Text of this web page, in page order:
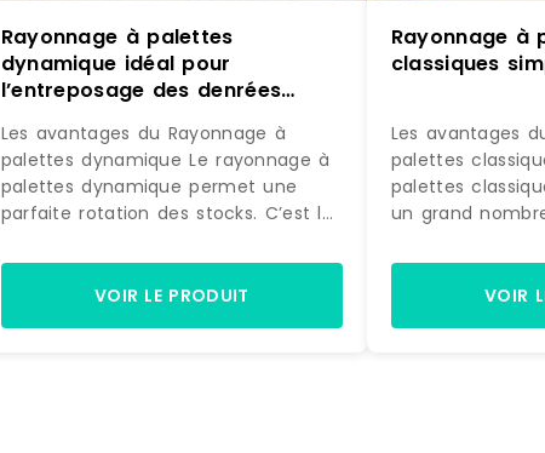
Rayonnage à palettes
dynamique idéal pour
l’entreposage des denrées
marchandises
Les avantages du Rayonnage à
palettes dynamique Le rayonnage à
palettes dynamique permet une
parfaite rotation des stocks. C’est le
ceux qui entreposent des denrées
périssables (secteur de l’agro-
alimentaire) ou des marchandises
VOIR LE PRODUIT
Rayonnage à
classiques
Les avantages
palettes
palettes
un grand
système
généralement
simples ou doubles.
VOIR